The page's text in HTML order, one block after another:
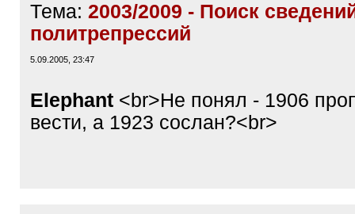
Тема: 2003/2009 - Поиск
политрепрессий
5.09.2005, 23:47
Elephant <br>Не понял - 1906
вести, а 1923 сослан?<br>